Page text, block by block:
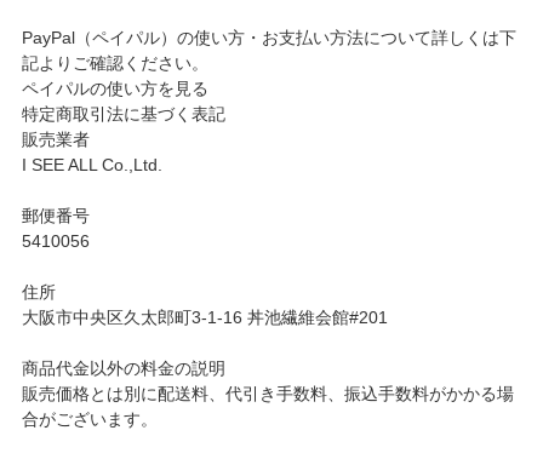
PayPal（ペイパル）の使い方・お支払い方法について詳しくは下
記よりご確認ください。
ペイパルの使い方を見る
特定商取引法に基づく表記
販売業者
I SEE ALL Co.,Ltd.
郵便番号
5410056
住所
大阪市中央区久太郎町3-1-16 丼池繊維会館#201
商品代金以外の料金の説明
販売価格とは別に配送料、代引き手数料、振込手数料がかかる場
合がございます。